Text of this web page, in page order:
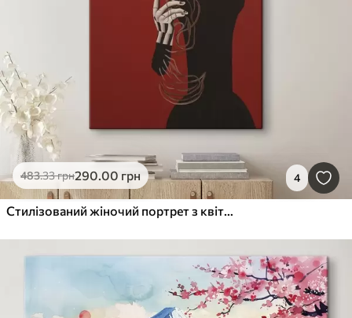
483.33грн290.00 грн 4
Стилізований жіночий портрет з квітами